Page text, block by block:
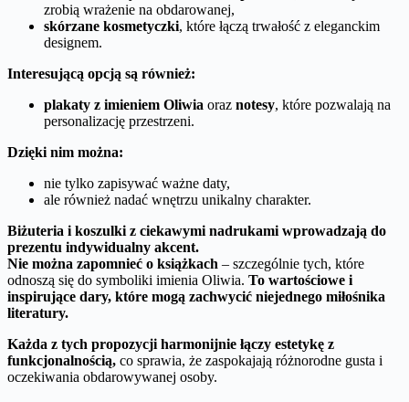
zrobią wrażenie na obdarowanej,
skórzane kosmetyczki, które łączą trwałość z eleganckim
designem.
Interesującą opcją są również:
plakaty z imieniem Oliwia oraz notesy, które pozwalają na
personalizację przestrzeni.
Dzięki nim można:
nie tylko zapisywać ważne daty,
ale również nadać wnętrzu unikalny charakter.
Biżuteria i koszulki z ciekawymi nadrukami wprowadzają do
prezentu indywidualny akcent.
Nie można zapomnieć o książkach – szczególnie tych, które
odnoszą się do symboliki imienia Oliwia. To wartościowe i
inspirujące dary, które mogą zachwycić niejednego miłośnika
literatury.
Każda z tych propozycji harmonijnie łączy estetykę z
funkcjonalnością, co sprawia, że zaspokajają różnorodne gusta i
oczekiwania obdarowywanej osoby.